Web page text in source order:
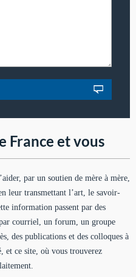
France et vous
par un soutien de mère à mère,
leur transmettant l’art, le savoir-
information passent par des
courriel, un forum, un groupe
des publications et des colloques à
et ce site, où vous trouverez